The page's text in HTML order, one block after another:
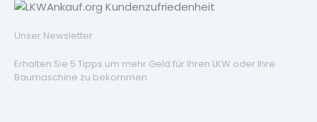
Unser Newsletter
Erhalten Sie 5 Tipps um mehr Geld für Ihren LKW oder Ihre
Baumaschine zu bekommen.